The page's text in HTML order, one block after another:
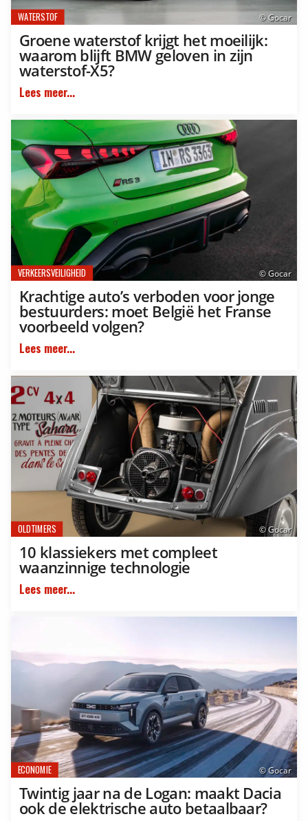
© Gocar
WATERSTOF
Groene waterstof krijgt het moeilijk:
waarom blijft BMW geloven in zijn
waterstof-X5?
Lees meer...
© Gocar
VERKEERSVEILIGHEID
Krachtige auto’s verboden voor jonge
bestuurders: moet België het Franse
voorbeeld volgen?
Lees meer...
© Gocar
OLDTIMERS
10 klassiekers met compleet
waanzinnige technologie
Lees meer...
© Gocar
ECONOMIE
Twintig jaar na de Logan: maakt Dacia
ook de elektrische auto betaalbaar?